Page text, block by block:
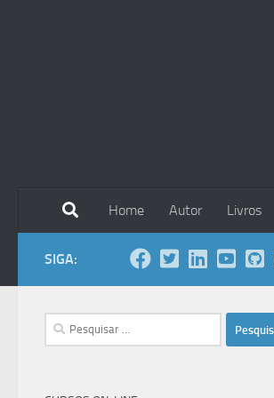
Home Autor Livros
SIGA:
Pesquisar
por: